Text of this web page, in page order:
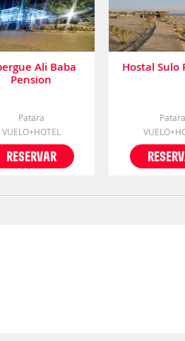
Ali Baba
Pension
Patara
VUELO+HOTEL
RESERVAR
Hostal Sulo
Patara